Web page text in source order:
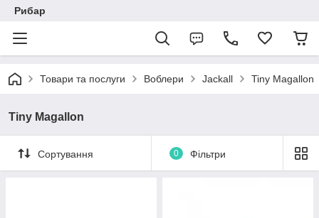
Рибар
Товари та послуги Воблери Jackall Tiny Magallon
Tiny Magallon
Сортування 0 Фільтри